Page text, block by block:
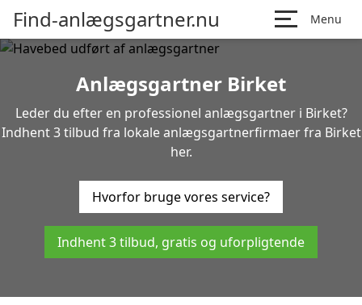
Find-anlægsgartner.nu Menu
Anlægsgartner Birket
Leder du efter en professionel anlægsgartner i Birket?
Indhent 3 tilbud fra lokale anlægsgartnerfirmaer fra Birket
her.
Hvorfor bruge vores service?
Indhent 3 tilbud, gratis og uforpligtende